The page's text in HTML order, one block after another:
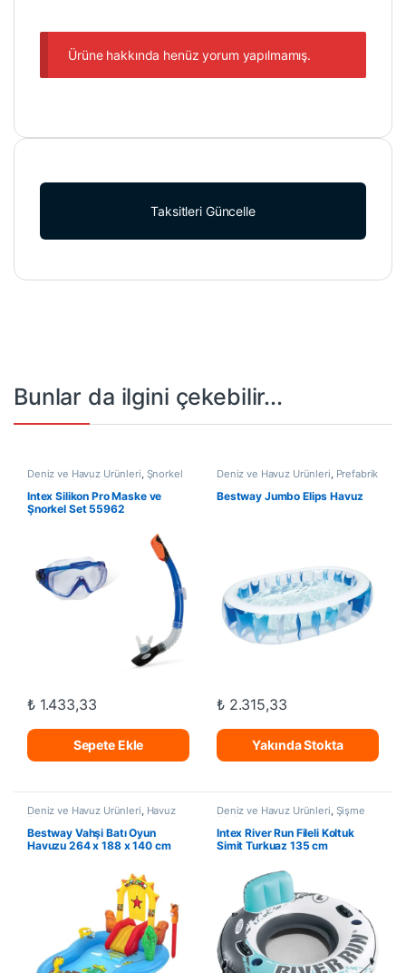
Ürüne hakkında henüz yorum yapılmamış.
Taksitleri Güncelle
Bunlar da ilgini çekebilir...
Deniz ve Havuz Ürünleri Şnorkel
ve Yüzücü Gözlükleri
Intex Silikon Pro Maske ve
Şnorkel Set 55962
₺1.433,33
Sepete Ekle
Deniz ve Havuz Ürünleri Prefabrik
Bestway Jumbo Elips Havuz
₺2.315,33
Yakında Stokta
Deniz ve Havuz Ürünleri, Havuz
Ekipmanları
Bestway Vahşi Batı Oyun
Havuzu 264 x 188 x 140 cm
Deniz ve Havuz Ürünleri, Şişme
Simit ve Kolluk
Intex River Run Fileli Koltuk
Simit Turkuaz 135 cm